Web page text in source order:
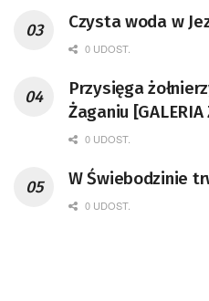
Czysta woda w
0 UDOST.
Przysięga
Żaganiu [GALERIA
0 UDOST.
W Świebodzinie
0 UDOST.